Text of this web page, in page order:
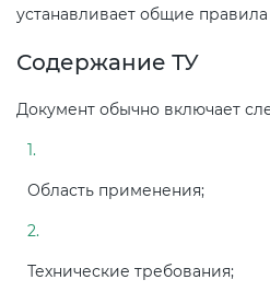
устанавливает общие правила
Содержание ТУ
Документ обычно включает
Область применения;
Технические требования;